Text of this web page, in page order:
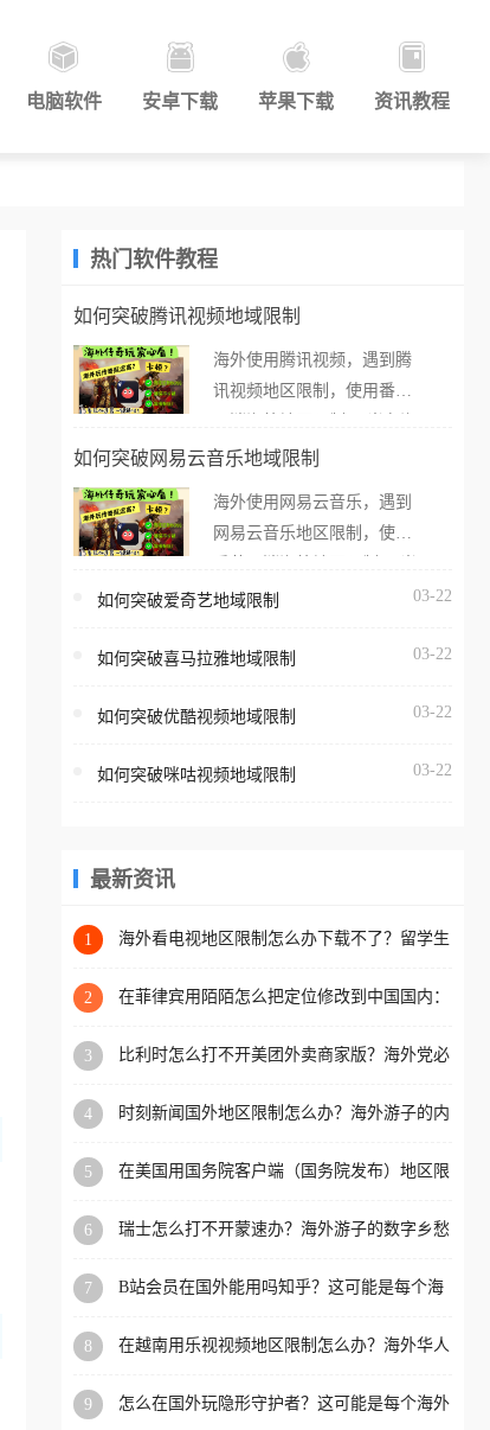
电脑软件 安卓下载 苹果下载 资讯教程
热门软件教程
如何突破腾讯视频地域限制
海外使用腾讯视频，遇到腾
讯视频地区限制，使用番茄
外打开腾讯视频，却突然弹
地区无法播放”的提示语。
海外用户如香港、澳门、台
亚、欧洲等国家和地区时，
台一样，出现地区及版权限
地区播放。 遇到这个问题的
区工作、留学、定居等，都
权限制所困扰。
如何突破网易云音乐地域限制
海外使用网易云音乐，遇到
网易云音乐地区限制，使用
在海外打开网易云音乐，却
所在的地区无法播放”的提示
门、台湾、美国、加拿大、
区时，网易云音乐也会像其
回国加速器，即可解决「海
版权限制」的问题，无论人
国、加拿大、澳大利亚、欧
学、定居等，都可以使用，
扰。
如何突破爱奇艺地域限制 03-22
如何突破喜马拉雅地域限制 03-22
如何突破优酷视频地域限制 03-22
如何突破咪咕视频地域限制 03-22
最新资讯
1
海外看电视地区限制怎么办下载不了？留学生
2
在菲律宾用陌陌怎么把定位修改到中国国内：
3
比利时怎么打不开美团外卖商家版？海外党必
4
时刻新闻国外地区限制怎么办？海外游子的内
5
在美国用国务院客户端（国务院发布）地区限
6
瑞士怎么打不开蒙速办？海外游子的数字乡愁
7
B站会员在国外能用吗知乎？这可能是每个海
8
在越南用乐视视频地区限制怎么办？海外华人
9
怎么在国外玩隐形守护者？这可能是每个海外